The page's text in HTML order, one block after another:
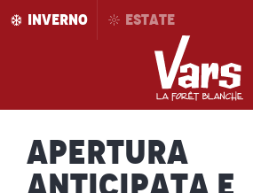
AllerINVERNO ESTATE
Apertura